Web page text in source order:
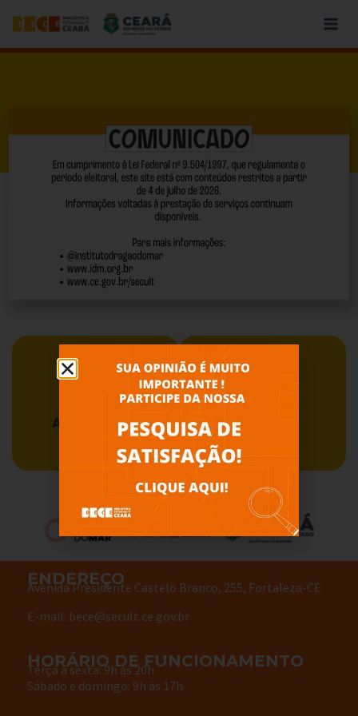
Acervo BECE Serviços
ENDEREÇO
Avenida Presidente Castelo Branco, 255, Fortaleza-CE
E-mail: bece@secult.ce.gov.br
HORÁRIO DE FUNCIONAMENTO
Terça à sexta: 9h às 20h
Sábado e domingo: 9h às 17h